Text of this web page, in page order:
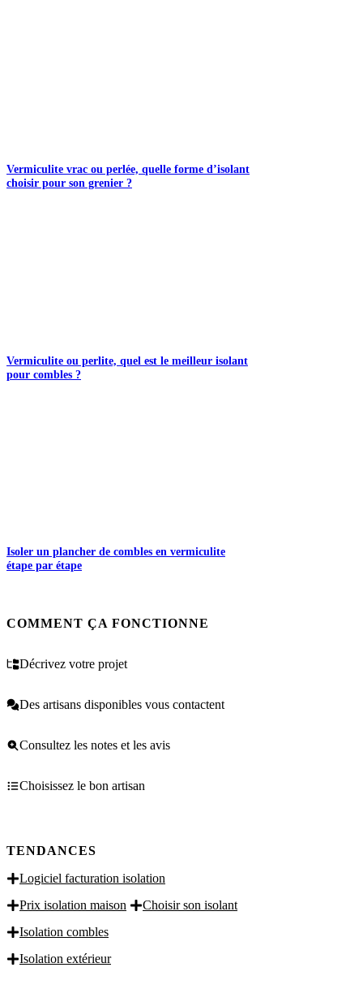
Vermiculite vrac ou perlée, quelle forme d’isolant
choisir pour son grenier ?
Vermiculite ou perlite, quel est le meilleur isolant
pour combles ?
Isoler un plancher de combles en vermiculite
étape par étape
COMMENT ÇA FONCTIONNE
Décrivez votre projet
Des artisans disponibles vous contactent
Consultez les notes et les avis
Choisissez le bon artisan
TENDANCES
Logiciel facturation isolation
Prix isolation maison
Choisir son isolant
Isolation combles
Isolation extérieur